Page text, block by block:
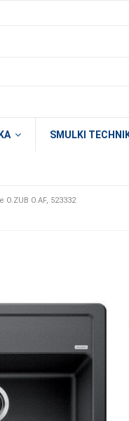
SMULKI
O.AF, 523332